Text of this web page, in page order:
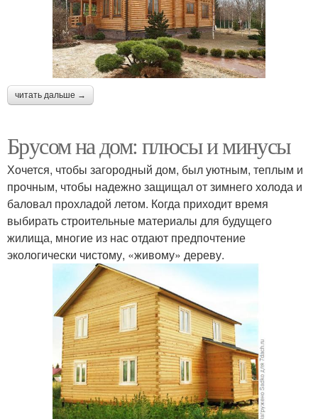
читать дальше →
Брусом на дом: плюсы и минусы
Хочется, чтобы загородный дом, был уютным, теплым и
прочным, чтобы надежно защищал от зимнего холода и
баловал прохладой летом. Когда приходит время
выбирать строительные материалы для будущего
жилища, многие из нас отдают предпочтение
экологически чистому, «живому» дереву.